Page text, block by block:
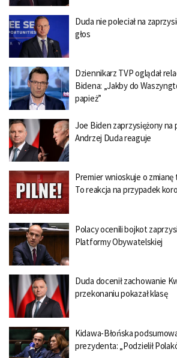
Duda nie poleciał na
głos
Dziennikarz TVP oglądał
Bidena: „Jakby do
papież”
Joe Biden zaprzysiężony na
Andrzej Duda reaguje
Premier wnioskuje o
To reakcja na przypadek
Polacy ocenili bojkot
Platformy Obywatelskiej
Duda docenił zachowanie
przekonaniu pokazał klasę
Kidawa-Błońska
prezydenta: „Podzielił